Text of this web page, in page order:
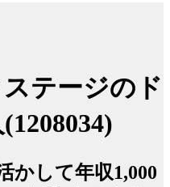
テージのド
かして年収1,000